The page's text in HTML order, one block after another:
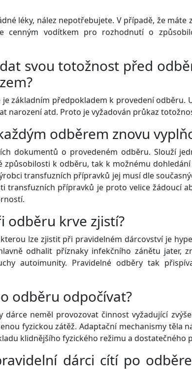
léky, nález nepotřebujete. V případě, že
cenným vodítkem pro rozhodnutí o
svou totožnost před
je základním předpokladem k provedení odběru.
narození atd. Proto je vyžadován průkaz
odběrem znovu
dokumentů o provedeném odběru. Slouží
k odběru, tak k možnému
transfuzních přípravků jej musí dle
transfuzních přípravků je proto velice žádoucí
odběru krve zjistí?
lze zjistit při pravidelném dárcovství je
odhalit příznaky infekčního zánětu jater,
autoimunity. Pravidelné odběry tak
odběru odpočívat?
neměl provozovat činnost vyžadující
fyzickou zátěž. Adaptační mechanismy těla
klidnějšího fyzického režimu a dostatečného
dárci cítí po